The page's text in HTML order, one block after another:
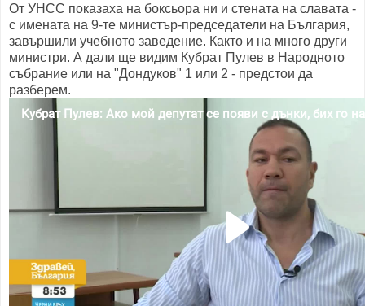
От УНСС показаха на боксьора ни и стената на славата -
с имената на 9-те министър-председатели на България,
завършили учебното заведение. Както и на много други
министри. А дали ще видим Кубрат Пулев в Народното
събрание или на "Дондуков" 1 или 2 - предстои да
разберем.